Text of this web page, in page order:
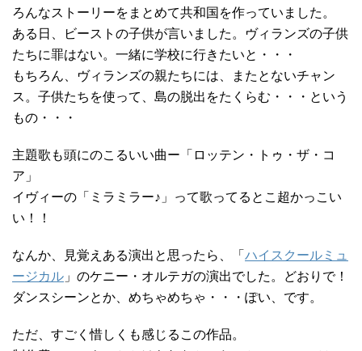
ろんなストーリーをまとめて共和国を作っていました。
ある日、ビーストの子供が言いました。ヴィランズの子供
たちに罪はない。一緒に学校に行きたいと・・・
もちろん、ヴィランズの親たちには、またとないチャン
ス。子供たちを使って、島の脱出をたくらむ・・・という
もの・・・
主題歌も頭にのこるいい曲ー「ロッテン・トゥ・ザ・コ
ア」
イヴィーの「ミラミラー♪」って歌ってるとこ超かっこい
い！！
なんか、見覚えある演出と思ったら、「 ハイスクールミュ
ージカル 」のケニー・オルテガの演出でした。どおりで！
ダンスシーンとか、めちゃめちゃ・・・ぽい、です。
ただ、すごく惜しくも感じるこの作品。